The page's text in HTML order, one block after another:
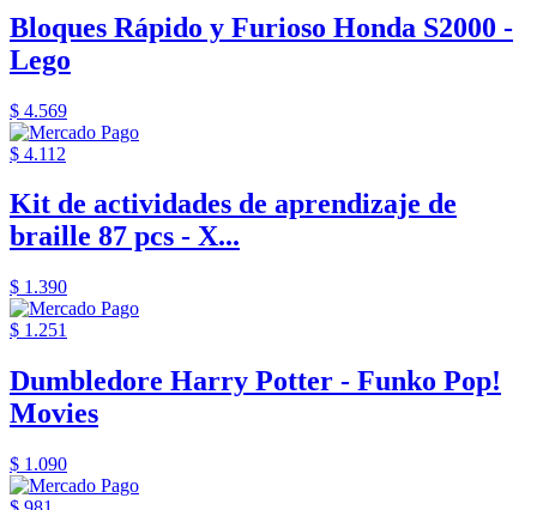
Bloques Rápido y Furioso Honda S2000 -
Lego
$ 4.569
$ 4.112
Kit de actividades de aprendizaje de
braille 87 pcs - X...
$ 1.390
$ 1.251
Dumbledore Harry Potter - Funko Pop!
Movies
$ 1.090